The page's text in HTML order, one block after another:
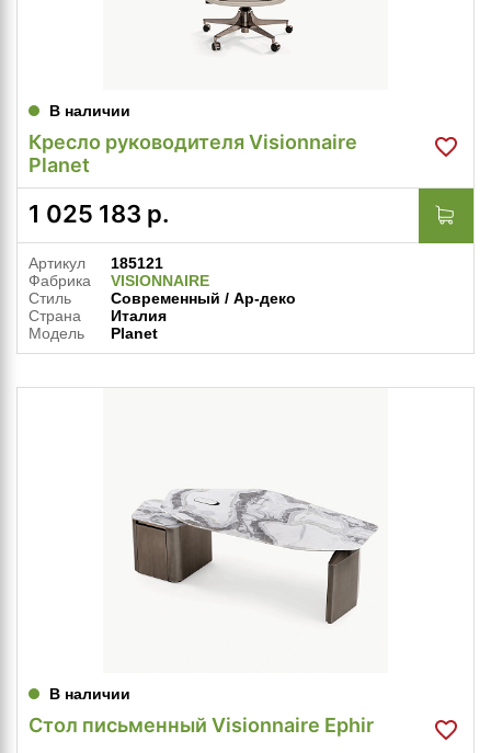
В наличии
Кресло руководителя Visionnaire
Planet
1 025 183 р.
Артикул
185121
Фабрика
VISIONNAIRE
Стиль
Современный / Ар-деко
Страна
Италия
Модель
Planet
В наличии
Стол письменный Visionnaire Ephir